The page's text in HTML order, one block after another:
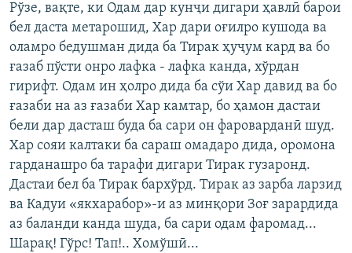
Рўзе, вақте, ки Одам дар кунҷи дигари ҳавлӣ барои
бел даста метарошид, Хар дари оғилро кушода ва
оламро бедушман дида ба Тирак ҳуҷум кард ва бо
ғазаб пўсти онро лафка - лафка канда, хўрдан
гирифт. Одам ин ҳолро дида ба сўи Хар давид ва бо
ғазаби на аз ғазаби Хар камтар, бо ҳамон дастаи
бели дар дасташ буда ба сари он фароварданӣ шуд.
Хар сояи калтаки ба сараш омадаро дида, оромона
гарданашро ба тарафи дигари Тирак гузаронд.
Дастаи бел ба Тирак бархўрд. Тирак аз зарба ларзид
ва Кадуи «якхарабор»-и аз минқори Зоғ зарардида
аз баланди канда шуда, ба сари одам фаромад...
Шарақ! Гўрс! Тап!.. Хомўшӣ...